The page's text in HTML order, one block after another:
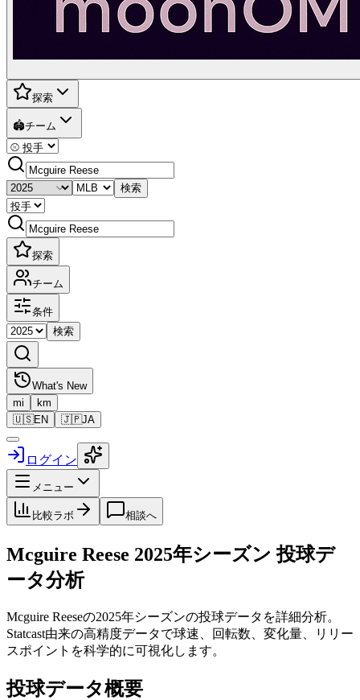
探索
🏟️チーム
検索
探索
チーム
条件
検索
What's New
mi
km
🇺🇸EN 🇯🇵JA
ログイン
メニュー
比較ラボ 相談へ
Mcguire Reese 2025年シーズン 投球デ
ータ分析
Mcguire Reeseの2025年シーズンの投球データを詳細分析。
Statcast由来の高精度データで球速、回転数、変化量、リリー
スポイントを科学的に可視化します。
投球データ概要